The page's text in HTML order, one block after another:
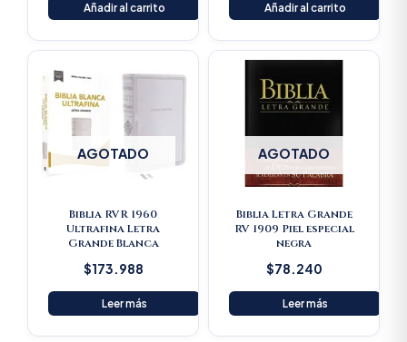
Añadir al carrito Añadir al carrito
AGOTADO
Biblia RVR 1960
Ultrafina Letra
Grande Blanca
$173.988
Leer más
AGOTADO
Biblia Letra Grande
RV 1909 Piel especial
negra
$78.240
Leer más